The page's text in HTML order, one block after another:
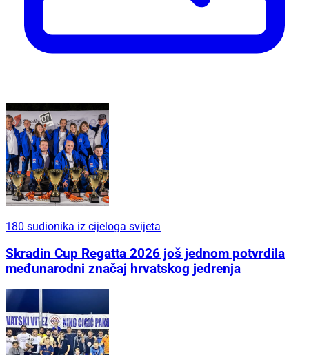
180 sudionika iz cijeloga svijeta
Skradin Cup Regatta 2026 još jednom potvrdila
međunarodni značaj hrvatskog jedrenja